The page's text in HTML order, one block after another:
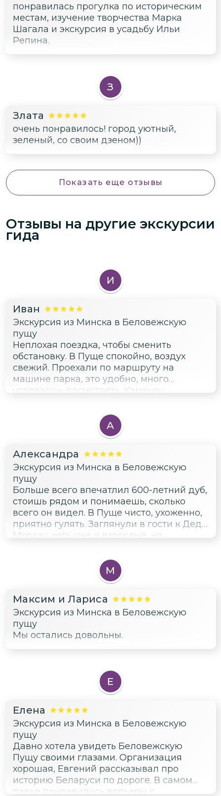
понравилась прогулка по историческим
местам, изучение творчества Марка
Шагала и экскурсия в усадьбу Ильи
Репина.
З
Злата
очень понравилось! город уютный,
зеленый, со своим дзеном))
Показать еще отзывы
Отзывы на другие экскурсии
гида
И
Иван
Экскурсия из Минска в Беловежскую
пущу
Неплохая поездка, чтобы сменить
обстановку. В Пуще спокойно, воздух
свежий. Проехали по маршруту на
машине парка, это удобно, много
успеваешь посмотреть. Каменец
памятник архитектуры.
А
Александра
Экскурсия из Минска в Беловежскую
пущу
Больше всего впечатлил 600-летний дуб,
стоишь рядом и понимаешь, сколько
всего он видел. В Пуще чисто, ухоженно,
приятно гулять. Заглянули в гости к Деду
Морозу, хоть уже и взрослые, но
Музей деревни небольшой, но уютный,
узнали про местные промыслы.
М
Максим и Лариса
Экскурсия из Минска в Беловежскую
пущу
Мы остались довольны.
Е
Елена
Экскурсия из Минска в Беловежскую
пущу
Давно хотела увидеть Беловежскую
Пущу своими глазами. Организация
хорошая, Евгений рассказывал про
историю Беларуси по дороге. В самом
парке понравились вольеры с